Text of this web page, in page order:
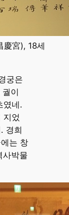
慶宮), 18세
궁은
이
였네.
지었
경희
는 창
사박물